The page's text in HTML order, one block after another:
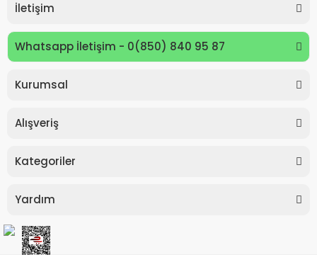
İletişim
Whatsapp İletişim - 0(850) 840 95 87
Kurumsal
Alışveriş
Kategoriler
Yardım